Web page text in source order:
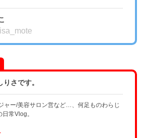
りさです。
ャー/美容サロン営など…、何足ものわらじ
常Vlog。